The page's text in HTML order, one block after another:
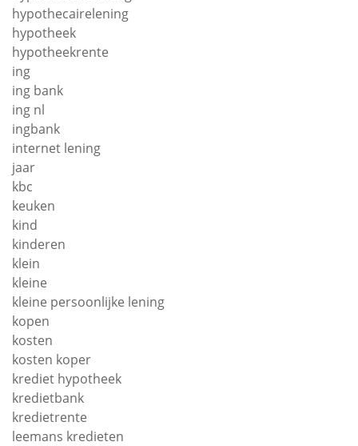
hypothecairelening
hypotheek
hypotheekrente
ing
ing bank
ing nl
ingbank
internet lening
jaar
kbc
keuken
kind
kinderen
klein
kleine
kleine persoonlijke lening
kopen
kosten
kosten koper
krediet hypotheek
kredietbank
kredietrente
leemans kredieten